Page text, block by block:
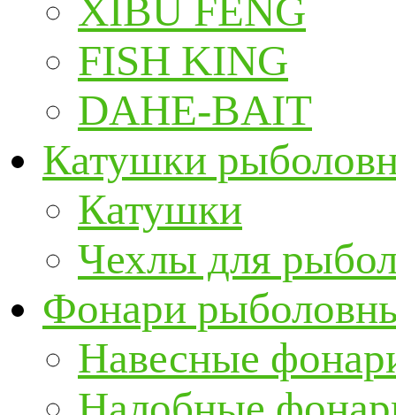
XIBU FENG
FISH KING
DAHE-BAIT
Катушки
Катушки
Чехлы для
Фонари
Навесные